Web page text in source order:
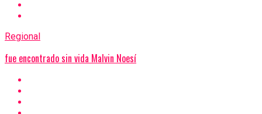
Regional
fue encontrado sin vida Malvin Noesí